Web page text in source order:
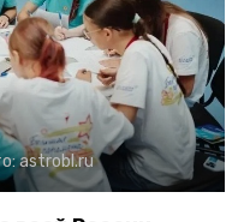
astrobl.ru